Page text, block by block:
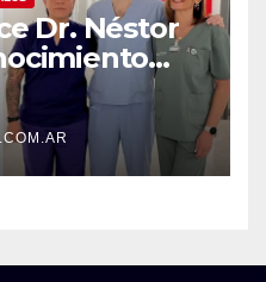
Dr. Néstor
calidad de